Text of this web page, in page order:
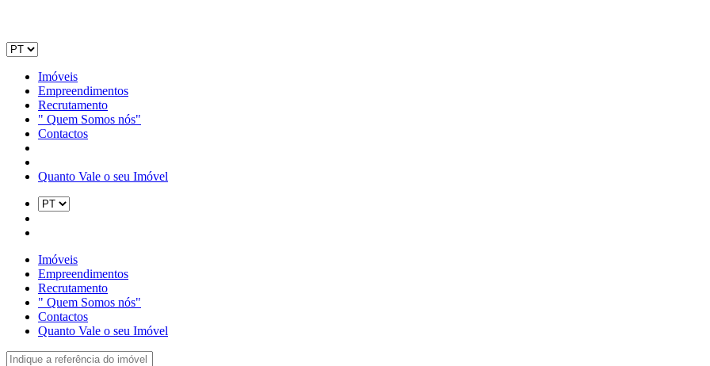
Imóveis
Empreendimentos
Recrutamento
" Quem Somos nós"
Contactos
Quanto Vale o seu Imóvel
Imóveis
Empreendimentos
Recrutamento
" Quem Somos nós"
Contactos
Quanto Vale o seu Imóvel